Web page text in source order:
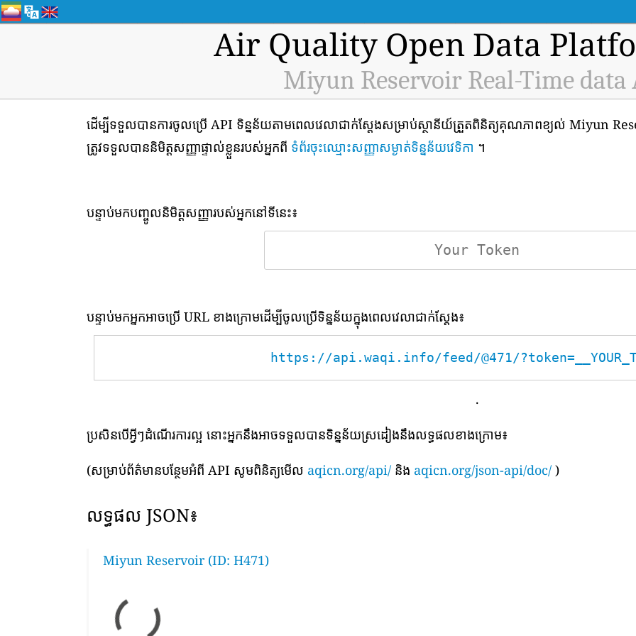
Air Quality Open Data
Miyun Reservoir Real-Time data
ដើម្បីទទួលបានការចូលប្រើ API ទិន្នន័យតាមពេលវេលាជាក់ស្តែងសម្រាប់ស្ថានីយ៍ត្រួតពិនិត្យគុណភាពខ្យល់ Miyun
ត្រូវទទួលបាននិមិត្តសញ្ញាផ្ទាល់ខ្លួនរបស់អ្នកពី ទំព័រចុះឈ្មោះសញ្ញាសម្ងាត់ទិន្នន័យវេទិកា ។
បន្ទាប់មកបញ្ចូលនិមិត្តសញ្ញារបស់អ្នកនៅទីនេះ៖
បន្ទាប់មកអ្នកអាចប្រើ URL ខាងក្រោមដើម្បីចូលប្រើទិន្នន័យក្នុងពេលវេលាជាក់ស្តែង៖
https://api.waqi.info/feed/@471/
.
ប្រសិនបើអ្វីៗដំណើរការល្អ នោះអ្នកនឹងអាចទទួលបានទិន្នន័យស្រដៀងនឹងលទ្ធផលខាងក្រោម៖
(សម្រាប់ព័ត៌មានបន្ថែមអំពី API សូមពិនិត្យមើល aqicn.org/api/ និង aqicn.org/json-api/doc/ )
លទ្ធផល JSON៖
Miyun Reservoir (ID: H471)